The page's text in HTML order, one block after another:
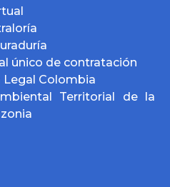
único de contratación
Legal Colombia
Territorial de la